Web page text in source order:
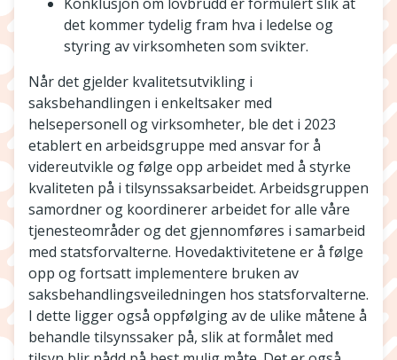
det kommer tydelig fram hva i ledelse og
styring av virksomheten som svikter.
Når det gjelder kvalitetsutvikling i
saksbehandlingen i enkeltsaker med
helsepersonell og virksomheter, ble det i 2023
etablert en arbeidsgruppe med ansvar for å
videreutvikle og følge opp arbeidet med å styrke
kvaliteten på i tilsynssaksarbeidet. Arbeidsgruppen
samordner og koordinerer arbeidet for alle våre
tjenesteområder og det gjennomføres i samarbeid
med statsforvalterne. Hovedaktivitetene er å følge
opp og fortsatt implementere bruken av
saksbehandlingsveiledningen hos statsforvalterne.
I dette ligger også oppfølging av de ulike måtene å
behandle tilsynssaker på, slik at formålet med